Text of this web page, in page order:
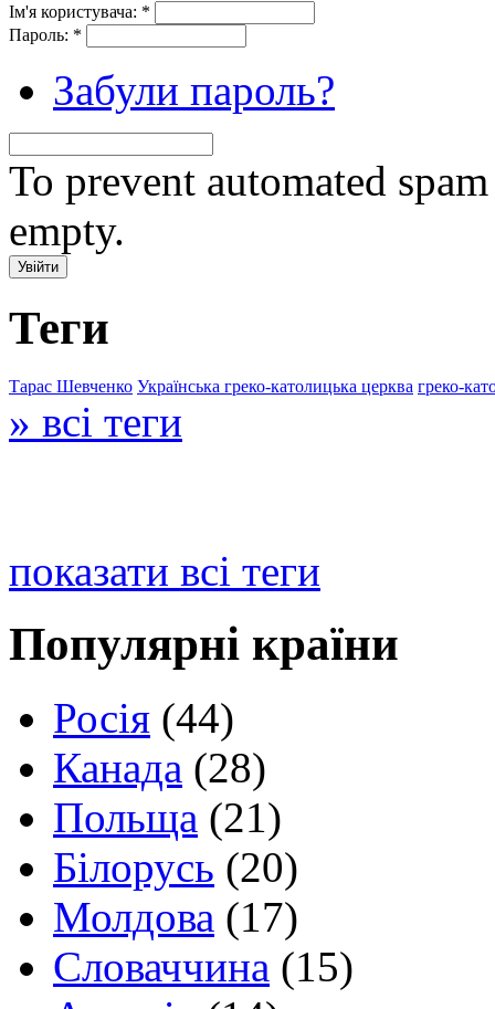
Ім'я користувача: *
Пароль: *
Забули пароль?
To prevent automated
empty.
Теги
Тарас Шевченко Українська греко-католицька церква греко-
» всі теги
показати всі теги
Популярні країни
Росія (44)
Канада (28)
Польща (21)
Білорусь (20)
Молдова (17)
Словаччина (15)